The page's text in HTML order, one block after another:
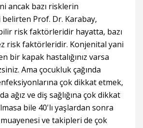
ancak bazı risklerin
belirten Prof. Dr. Karabay,
risk faktörleridir hayatta, bazı
risk faktörleridir. Konjenital yani
bir kapak hastalığınız varsa
Ama çocukluk çağında
çok dikkat etmek,
ağız ve diş sağlığına çok dikkat
bile 40'lı yaşlardan sonra
ve takipleri de çok